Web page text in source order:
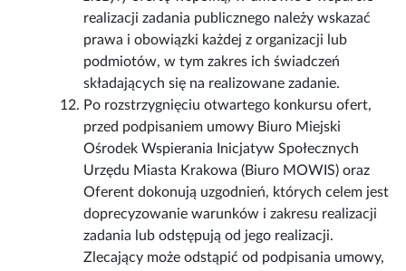
realizacji zadania publicznego należy wskazać
prawa i obowiązki każdej z organizacji lub
podmiotów, w tym zakres ich świadczeń
składających się na realizowane zadanie.
Po rozstrzygnięciu otwartego konkursu ofert,
przed podpisaniem umowy Biuro Miejski
Ośrodek Wspierania Inicjatyw Społecznych
Urzędu Miasta Krakowa (Biuro MOWIS) oraz
Oferent dokonują uzgodnień, których celem jest
doprecyzowanie warunków i zakresu realizacji
zadania lub odstępują od jego realizacji.
Zlecający może odstąpić od podpisania umowy,